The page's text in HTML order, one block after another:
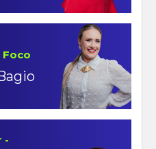
Foco
-